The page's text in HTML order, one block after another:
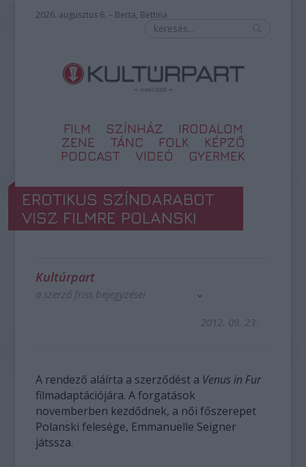
2026. augusztus 6. – Berta, Bettina
FILM SZÍNHÁZ
IRODALOM
ZENE
TÁNC FOLK
KÉPZŐ
PODCAST
VIDEÓ GYERMEK
EROTIKUS SZÍNDARABOT
VISZ FILMRE POLANSKI
Kultúrpart
a szerző friss bejegyzései
2012. 09. 23.
A rendező aláírta a szerződést a Venus in Fur
filmadaptációjára. A forgatások
novemberben kezdődnek, a női főszerepet
Polanski felesége, Emmanuelle Seigner
játssza.